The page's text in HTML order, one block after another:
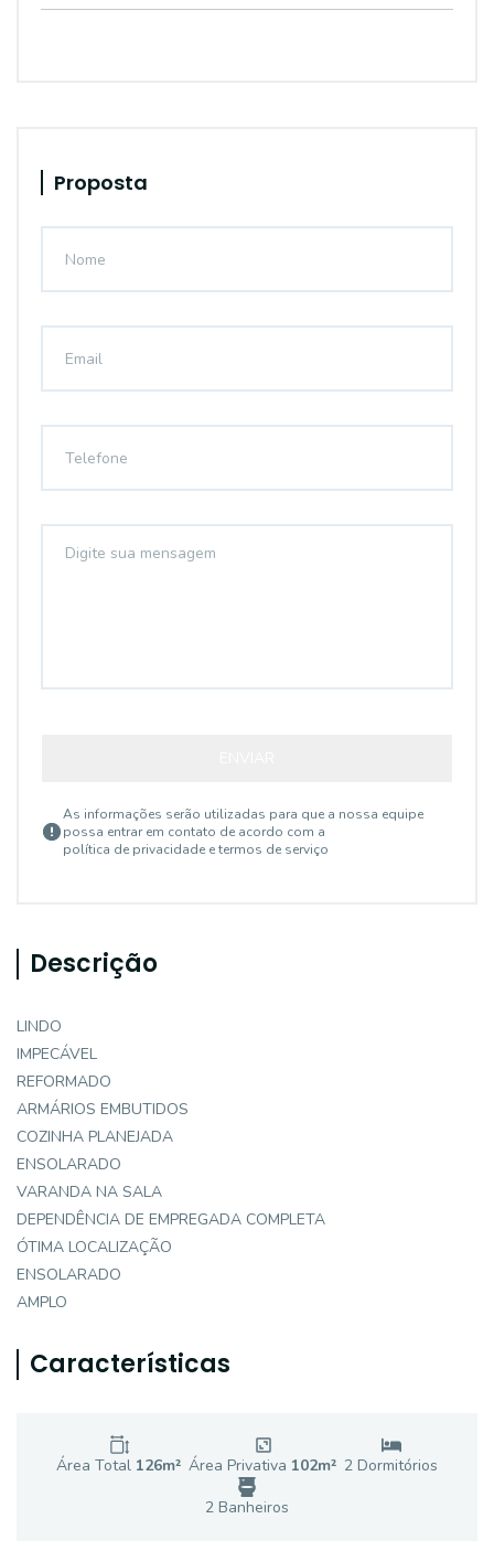
Proposta
As informações serão utilizadas para que a nossa equipe
possa entrar em contato de acordo com a
política de privacidade e termos de serviço
Descrição
LINDO
IMPECÁVEL
REFORMADO
ARMÁRIOS EMBUTIDOS
COZINHA PLANEJADA
ENSOLARADO
VARANDA NA SALA
DEPENDÊNCIA DE EMPREGADA COMPLETA
ÓTIMA LOCALIZAÇÃO
ENSOLARADO
AMPLO
Características
Área Total 126m² Área Privativa 102m² 2 Dormitórios
2 Banheiros